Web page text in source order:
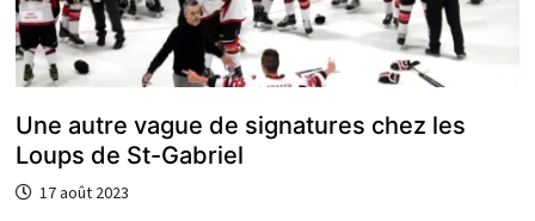
Une autre vague de signatures chez les
Loups de St-Gabriel
17 août 2023